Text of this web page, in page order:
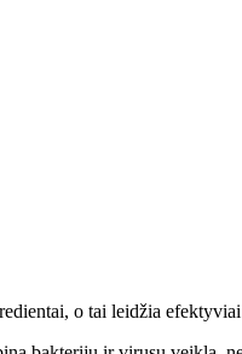
o tai leidžia